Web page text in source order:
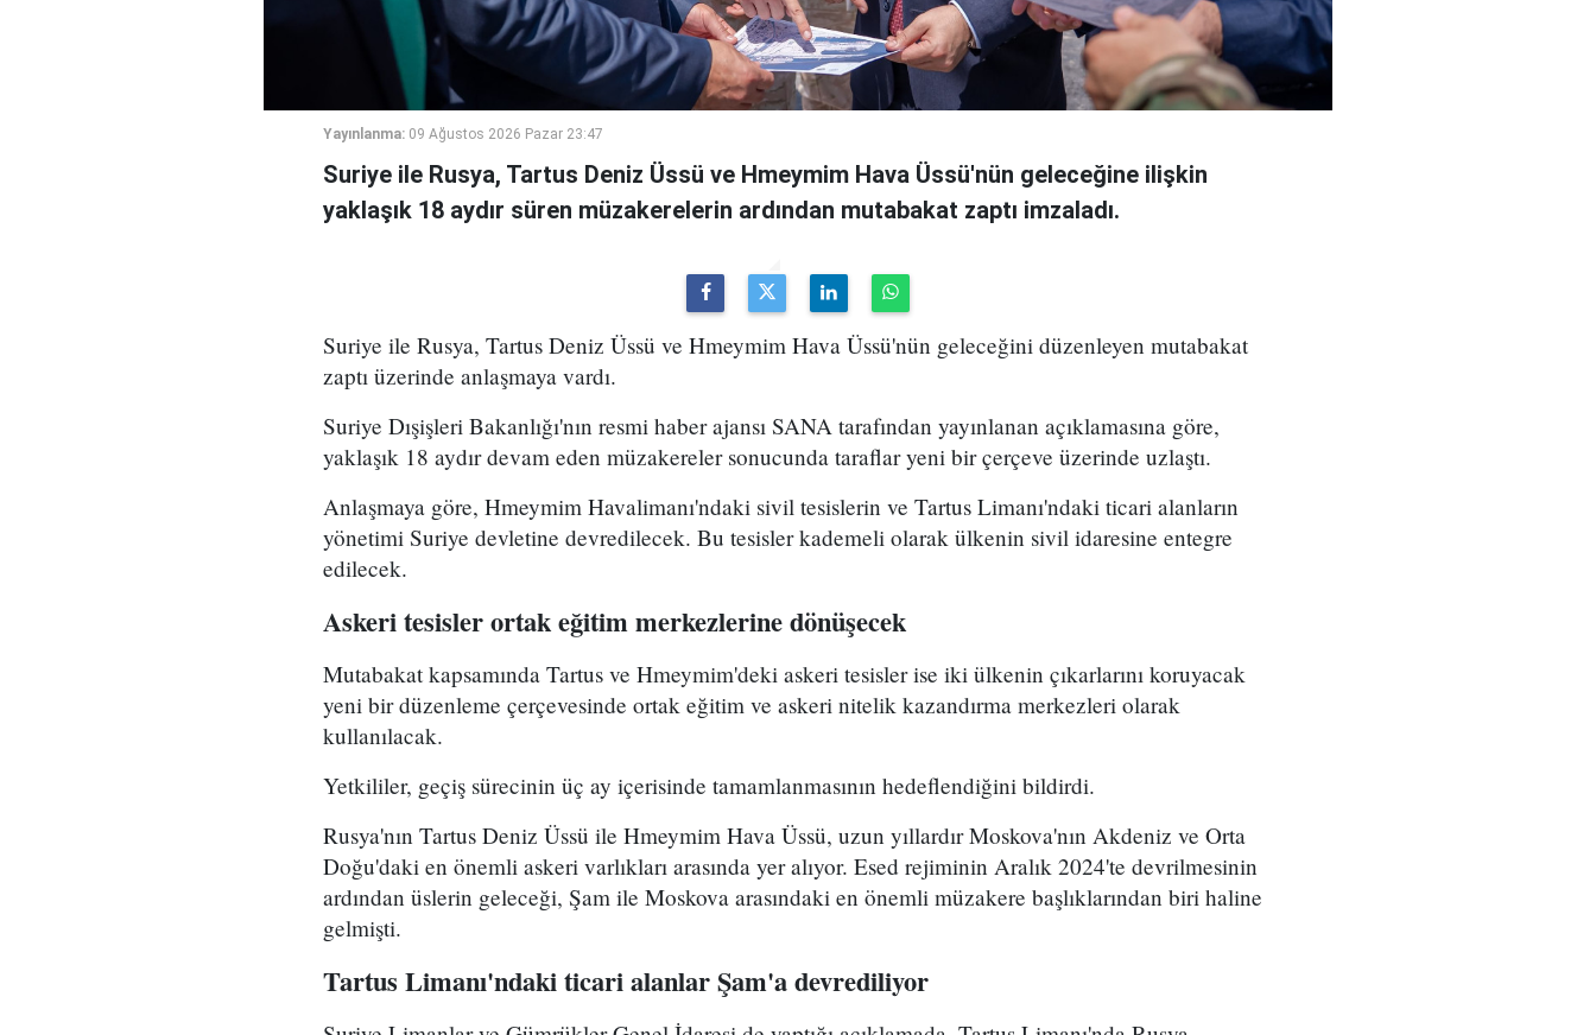
Yayınlanma: 09 Ağustos 2026 Pazar 23:47
Suriye ile Rusya, Tartus Deniz Üssü ve Hmeymim Hava Üssü'nün geleceğine ilişkin
yaklaşık 18 aydır süren müzakerelerin ardından mutabakat zaptı imzaladı.
Suriye ile Rusya, Tartus Deniz Üssü ve Hmeymim Hava Üssü'nün geleceğini düzenleyen mutabakat
zaptı üzerinde anlaşmaya vardı.
Suriye Dışişleri Bakanlığı'nın resmi haber ajansı SANA tarafından yayınlanan açıklamasına göre,
yaklaşık 18 aydır devam eden müzakereler sonucunda taraflar yeni bir çerçeve üzerinde uzlaştı.
Anlaşmaya göre, Hmeymim Havalimanı'ndaki sivil tesislerin ve Tartus Limanı'ndaki ticari alanların
yönetimi Suriye devletine devredilecek. Bu tesisler kademeli olarak ülkenin sivil idaresine entegre
edilecek.
Askeri tesisler ortak eğitim merkezlerine dönüşecek
Mutabakat kapsamında Tartus ve Hmeymim'deki askeri tesisler ise iki ülkenin çıkarlarını koruyacak
yeni bir düzenleme çerçevesinde ortak eğitim ve askeri nitelik kazandırma merkezleri olarak
kullanılacak.
Yetkililer, geçiş sürecinin üç ay içerisinde tamamlanmasının hedeflendiğini bildirdi.
Rusya'nın Tartus Deniz Üssü ile Hmeymim Hava Üssü, uzun yıllardır Moskova'nın Akdeniz ve Orta
Doğu'daki en önemli askeri varlıkları arasında yer alıyor. Esed rejiminin Aralık 2024'te devrilmesinin
ardından üslerin geleceği, Şam ile Moskova arasındaki en önemli müzakere başlıklarından biri haline
gelmişti.
Tartus Limanı'ndaki ticari alanlar Şam'a devrediliyor